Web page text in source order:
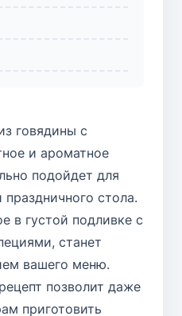
говядины с
и ароматное
подойдет для
стола.
в густой подливке с
станет
вашего меню.
позволит даже
приготовить